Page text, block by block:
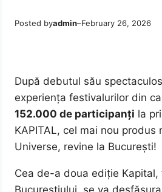
Posted byadmin–February 26, 2026
După debutul său
experiența festivalurilor din
152.000 de participanți la
KAPITAL, cel mai nou produs
Universe, revine la București!
Cea de-a doua ediție Kapital,